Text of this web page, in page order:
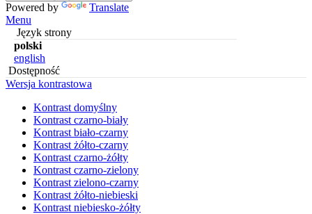
Powered by
Translate
Menu
Język strony
polski
english
Dostępność
Wersja kontrastowa
Kontrast domyślny
Kontrast czarno-biały
Kontrast biało-czarny
Kontrast żółto-czarny
Kontrast czarno-żółty
Kontrast czarno-zielony
Kontrast zielono-czarny
Kontrast żółto-niebieski
Kontrast niebiesko-żółty